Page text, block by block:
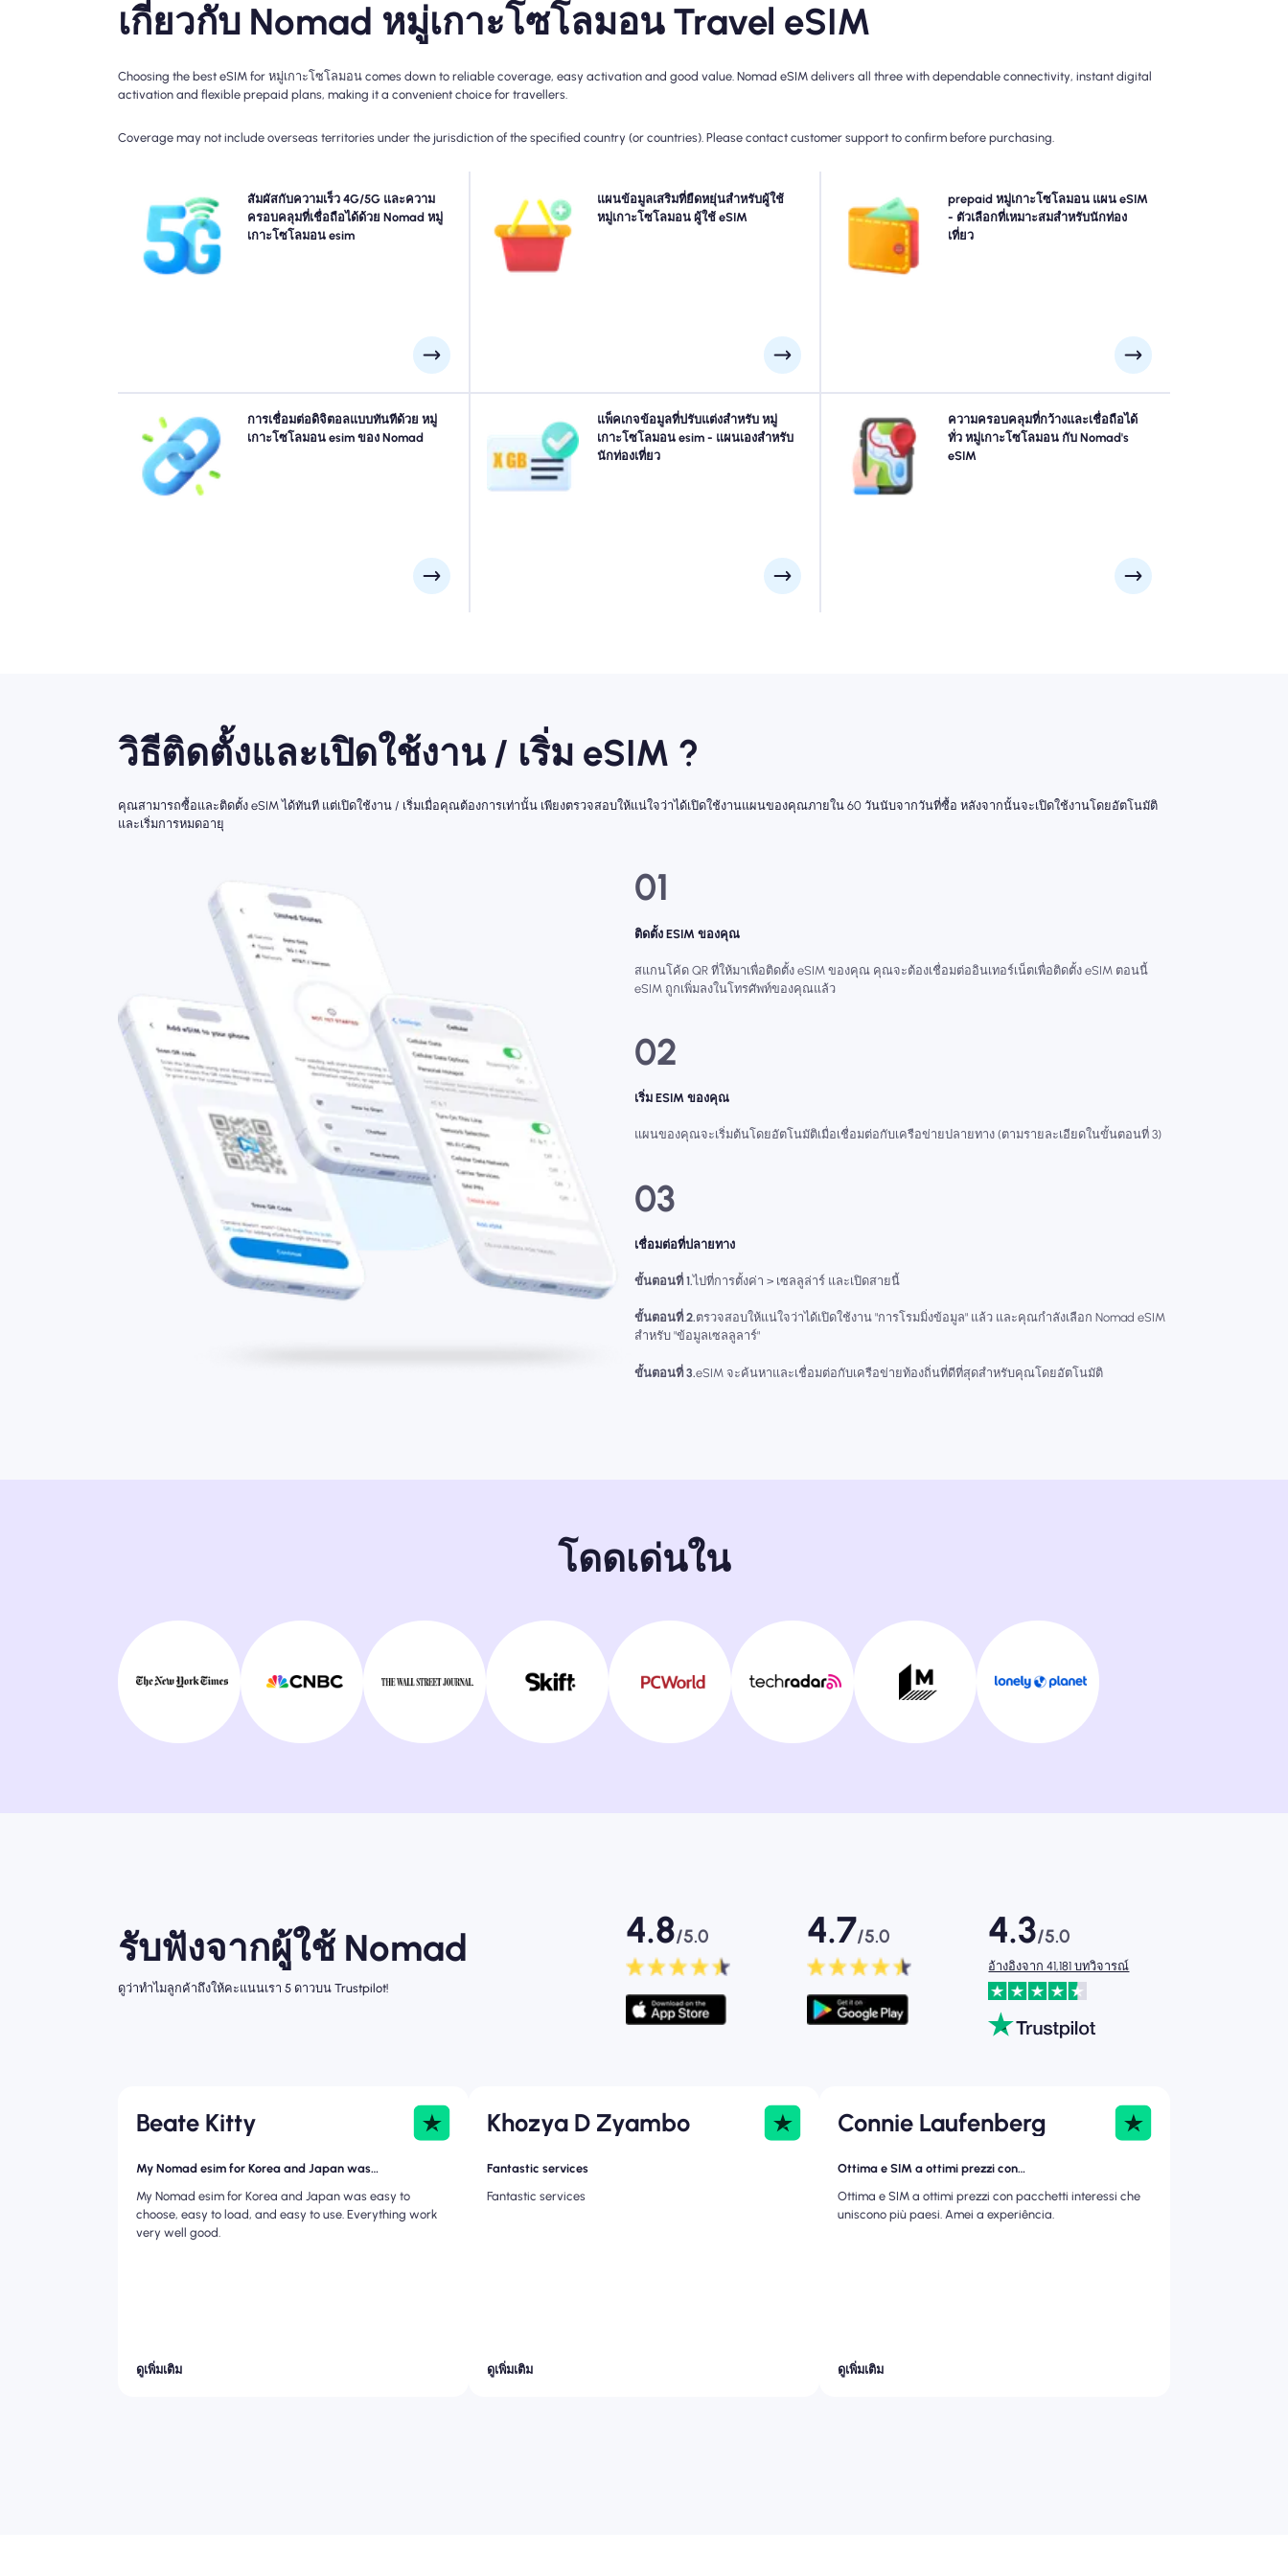
เกี่ยวกับ Nomad หมู่เกาะโซโลมอน Travel eSIM
Choosing the best eSIM for หมู่เกาะโซโลมอน comes down to reliable coverage, easy activation and good value. Nomad eSIM delivers all three with dependable connectivity, instant digital
activation and flexible prepaid plans, making it a convenient choice for travellers.
Coverage may not include overseas territories under the jurisdiction of the specified country (or countries). Please contact customer support to confirm before purchasing.
สัมผัสกับความเร็ว 4G/5G และความ
ครอบคลุมที่เชื่อถือได้ด้วย Nomad หมู่
เกาะโซโลมอน esim
สัมผัสประสบการณ์การเชื่อมต่อ 4G กับการเดินทางของ
Nomad หมู่เกาะโซโลมอน Travel esim โปรดตรวจสอบราย
ละเอียดแผนของคุณสำหรับความพร้อมใช้งานและความเร็ว
ของเครือข่ายเฉพาะเนื่องจากความครอบคลุมอาจแตกต่าง
แผนข้อมูลเสริมที่ยืดหยุ่นสำหรับผู้ใช้
หมู่เกาะโซโลมอน ผู้ใช้ eSIM
ต้องการข้อมูลเพิ่มเติมหรือขยายแผนของคุณ? เพียงซื้อ Add-
on ไปยัง หมู่เกาะโซโลมอน ของคุณเพื่อเพลิดเพลินกับการ
เชื่อมต่อ 5G/4G ที่ไร้รอยต่อต่อไป เมื่อแผนเริ่มต้นของคุณ
หมดอายุส่วนเสริมของคุณจะเปิดใช้งานการเก็บรักษาโดย
prepaid หมู่เกาะโซโลมอน แผน eSIM
- ตัวเลือกที่เหมาะสมสำหรับนักท่อง
เที่ยว
เลือกแผนการจ่ายล่วงหน้าของเรา หมู่เกาะโซโลมอน แผน
eSIM สำหรับการเชื่อมต่อ 4G/5G ที่ไม่ยุ่งยาก จ่ายล่วงหน้า
เพื่อหลีกเลี่ยงการเรียกเก็บเงินหลังการเดินทางที่น่าประหลาด
ใจและควบคุมการใช้ข้อมูลและค่าใช้จ่ายของคุณอย่าง
การเชื่อมต่อดิจิตอลแบบทันทีด้วย หมู่
เกาะโซโลมอน esim ของ Nomad
ข้ามคิวและลืมซิมทางกายภาพ เปิดใช้งาน Nomad ของคุณ
หมู่เกาะโซโลมอน eSIM ทันทีจากอุปกรณ์ของคุณสำหรับ
การเชื่อมต่อ 4G/5G อย่างรวดเร็ว ออนไลน์ทันทีที่คุณมาถึง
แพ็คเกจข้อมูลที่ปรับแต่งสำหรับ หมู่
เกาะโซโลมอน esim - แผนเองสำหรับ
นักท่องเที่ยว
เดินทางไปที่ โฮนีอารา, กิโซ, อู๋กี้ หรือที่ใดก็ได้ใน หมู่เกาะ
โซโลมอน? เลือกแพ็คเกจข้อมูล หมู่เกาะโซโลมอน ของเราที่
ออกแบบมาเพื่อให้เหมาะกับทุกความต้องการพร้อมการเชื่อม
ต่อ 4G/5G ที่ราบรื่น eSIMs ของเราบางส่วนต้องการการเปิด
ใช้งานด้วยตนเองโปรดตรวจสอบอีเมลการติดตั้งของคุณเพื่อ
ความครอบคลุมที่กว้างและเชื่อถือได้
ทั่ว หมู่เกาะโซโลมอน กับ Nomad's
eSIM
สำรวจ หมู่เกาะโซโลมอน ด้วยความมั่นใจโดยใช้ หมู่เกาะ
โซโลมอน eSIM ของ Nomad เสนอความครอบคลุม 4G/5G
ที่เชื่อถือได้จากเมืองใหญ่ ๆ เช่น โฮนีอารา, กิโซ, อู๋กี้ ไปยังจุด
ชมวิวระยะไกล ติดต่อกันไม่ว่าการผจญภัยของคุณจะพาคุณ
วิธีติดตั้งและเปิดใช้งาน / เริ่ม eSIM ?
คุณสามารถซื้อและติดตั้ง eSIM ได้ทันที แต่เปิดใช้งาน / เริ่มเมื่อคุณต้องการเท่านั้น เพียงตรวจสอบให้แน่ใจว่าได้เปิดใช้งานแผนของคุณภายใน 60 วันนับจากวันที่ซื้อ หลังจากนั้นจะเปิดใช้งานโดยอัตโนมัติ
และเริ่มการหมดอายุ
01
ติดตั้ง ESIM ของคุณ
สแกนโค้ด QR ที่ให้มาเพื่อติดตั้ง eSIM ของคุณ คุณจะต้องเชื่อมต่ออินเทอร์เน็ตเพื่อติดตั้ง eSIM ตอนนี้
eSIM ถูกเพิ่มลงในโทรศัพท์ของคุณแล้ว
02
เริ่ม ESIM ของคุณ
แผนของคุณจะเริ่มต้นโดยอัตโนมัติเมื่อเชื่อมต่อกับเครือข่ายปลายทาง (ตามรายละเอียดในขั้นตอนที่ 3)
03
เชื่อมต่อที่ปลายทาง
ขั้นตอนที่ 1.ไปที่การตั้งค่า > เซลลูล่าร์ และเปิดสายนี้
ขั้นตอนที่ 2.ตรวจสอบให้แน่ใจว่าได้เปิดใช้งาน "การโรมมิ่งข้อมูล" แล้ว และคุณกำลังเลือก Nomad eSIM
สำหรับ "ข้อมูลเซลลูลาร์"
ขั้นตอนที่ 3.eSIM จะค้นหาและเชื่อมต่อกับเครือข่ายท้องถิ่นที่ดีที่สุดสำหรับคุณโดยอัตโนมัติ
โดดเด่นใน
รับฟังจากผู้ใช้ Nomad
ดูว่าทำไมลูกค้าถึงให้คะแนนเรา 5 ดาวบน Trustpilot!
4.8/5.0 4.7/5.0 4.3/5.0
อ้างอิงจาก 41,181 บทวิจารณ์
Beate Kitty
My Nomad esim for Korea and Japan was…
My Nomad esim for Korea and Japan was easy to
choose, easy to load, and easy to use. Everything work
very well good.
ดูเพิ่มเติม
Khozya D Zyambo
Fantastic services
Fantastic services
ดูเพิ่มเติม
Connie Laufenberg
Ottima e SIM a ottimi prezzi con…
Ottima e SIM a ottimi prezzi con pacchetti interessi che
uniscono più paesi. Amei a experiência.
ดูเพิ่มเติม